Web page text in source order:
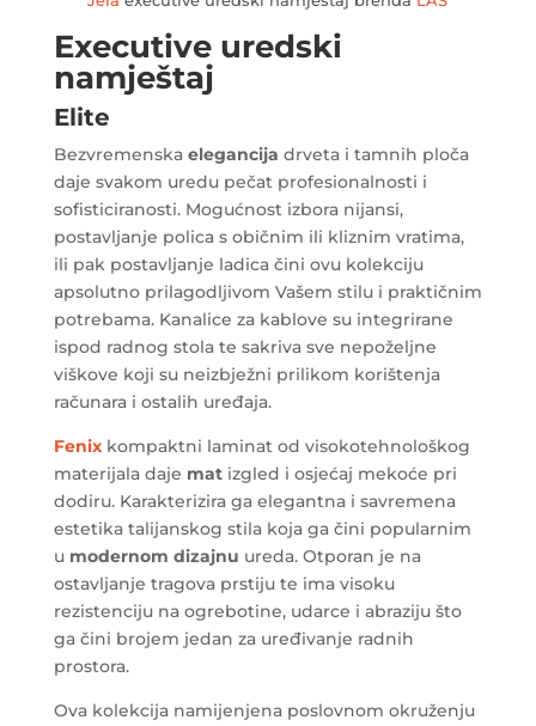
Executive uredski
namještaj
Elite
Bezvremenska elegancija drveta i tamnih ploča
daje svakom uredu pečat profesionalnosti i
sofisticiranosti. Mogućnost izbora nijansi,
postavljanje polica s običnim ili kliznim vratima,
ili pak postavljanje ladica čini ovu kolekciju
apsolutno prilagodljivom Vašem stilu i praktičnim
potrebama. Kanalice za kablove su integrirane
ispod radnog stola te sakriva sve nepoželjne
viškove koji su neizbježni prilikom korištenja
računara i ostalih uređaja.
Fenixkompaktni laminat od visokotehnološkog
materijala daje matizgled i osjećaj mekoće pri
dodiru. Karakterizira ga elegantna i savremena
estetika talijanskog stila koja ga čini popularnim
u modernom dizajnu ureda. Otporan je na
ostavljanje tragova prstiju te ima visoku
rezistenciju na ogrebotine, udarce i abraziju što
ga čini brojem jedan za uređivanje radnih
prostora.
Ova kolekcija namijenjena poslovnom okruženju